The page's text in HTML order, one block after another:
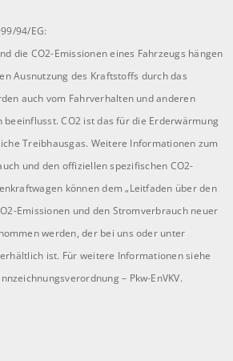
94/EG:
die CO2-Emissionen eines Fahrzeugs hängen
Ausnutzung des Kraftstoffs durch das
auch vom Fahrverhalten und anderen
beeinflusst. CO2 ist das für die Erderwärmung
Treibhausgas. Weitere Informationen zum
und den offiziellen spezifischen CO2-
können dem „Leitfaden über den
Emissionen und den Stromverbrauch neuer
werden, der bei uns oder unter
ist. Für weitere Informationen siehe
– Pkw-EnVKV.